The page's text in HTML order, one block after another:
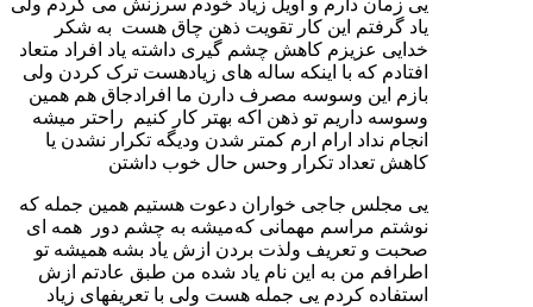
یی زمان دارم و اویل زیاد خودم سرزنش می کردم ولی
یاد گرفتم این کار تقویت ذهن چاق هست به شکر
خدایی عزیزم کاهش چشم گیری داشته یاد افراد متعاد
افتادم که با اینکه ساله های زیادهست ترک کردن ولی
بازم این‌ وسوسه مصرف دارن ما افرادجاق هم همین
وسوسه داریم تو ذهن اکه بهتر کار کنیم راحتر میشه
انجام نداد ارام ارم کمتر شدن‌ ودیگه تکرار نشدن یا
کاهش تعداد تکرار وحس حال خوب داشتن
یی مجلس جاجی خواران دعوت هستیم همین جمله که
نوشتم مراسم مهمانی که‌میشه به چشم‌ دور همه ای
صحبت و تعریف ولذت بردن ازش یاد بشه همیشه تو‌
اطرافم من به این نام یاد شده من طبق عادتم ازش
استفاده کردم یی جمله هست ولی با تعریفهای زیاد